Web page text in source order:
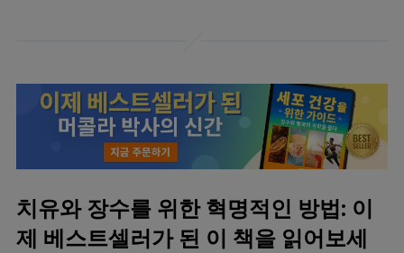
치유와 장수를 위한 혁명적인 방법: 이
제 베스트셀러가 된 이 책을 읽어보세